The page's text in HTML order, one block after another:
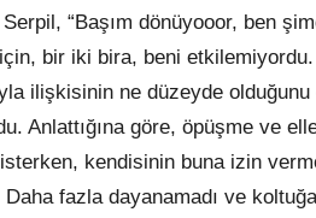
“Başım dönüyooor, ben
bir iki bira, beni
ilişkisinin ne düzeyde
Anlattığına göre, öpüşme ve
isterken, kendisinin buna izin
fazla dayanamadı ve